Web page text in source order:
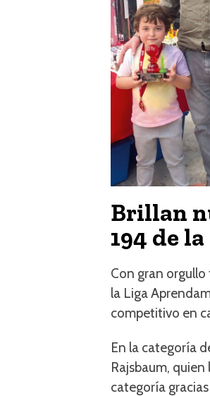
Brillan
194 de
Con gran
la Liga
competitivo en
En la categoría
Rajsbaum,
categoría